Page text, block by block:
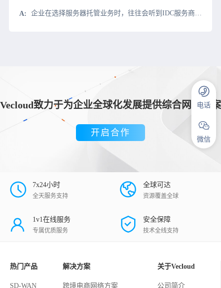
Vecloud致力于为企业全球化发展提供综合网络方案
开启合作
7x24小时
全天服务支持
全球可达
资源覆盖全球
1v1在线服务
专属优质服务
安全保障
技术全线支持
热门产品
SD-WAN
解决方案
跨境电商网络方案
关于Vecloud
公司简介
电话
微信